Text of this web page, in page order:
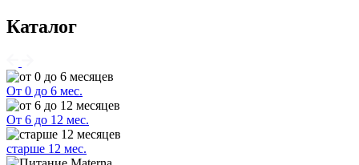
Каталог
От 0 до 6 мес.
От 6 до 12 мес.
старше 12 мес.